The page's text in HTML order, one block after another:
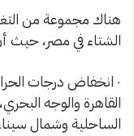
هناك مجموعة من
الشتاء في مصر، حيث
٠ انخفاض درجات
القاهرة والوجه
الساحلية وشمال